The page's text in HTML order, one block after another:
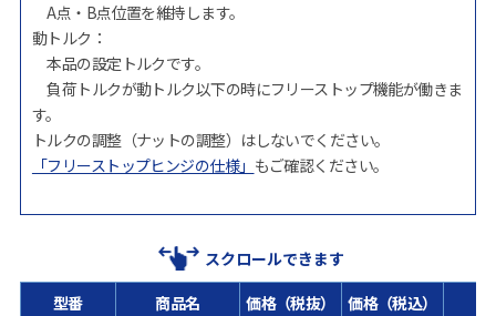
A点・B点位置を維持します。
動トルク：
本品の設定トルクです。
負荷トルクが動トルク以下の時にフリーストップ機能が働きま
す。
トルクの調整（ナットの調整）はしないでください。
「フリーストップヒンジの仕様」 もご確認ください。
スクロールできます
型番 商品名 価格（税抜） 価格（税込）